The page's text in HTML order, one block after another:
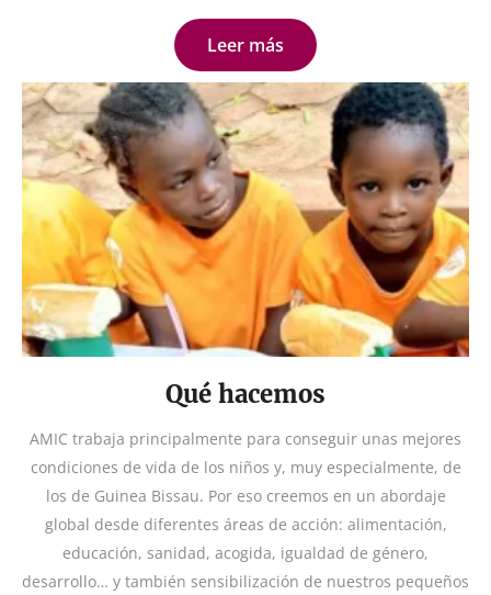
Leer más
Qué hacemos
AMIC trabaja principalmente para conseguir unas mejores
condiciones de vida de los niños y, muy especialmente, de
los de Guinea Bissau. Por eso creemos en un abordaje
global desde diferentes áreas de acción: alimentación,
educación, sanidad, acogida, igualdad de género,
desarrollo… y también sensibilización de nuestros pequeños